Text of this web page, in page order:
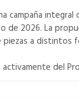
campaña
de 2026. La
a distintos
del